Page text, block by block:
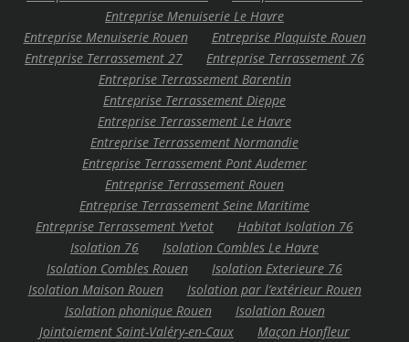
Entreprise Menuiserie Le Havre
Entreprise Menuiserie Rouen
Entreprise Plaquiste Rouen
Entreprise Terrassement 27
Entreprise Terrassement 76
Entreprise Terrassement Barentin
Entreprise Terrassement Dieppe
Entreprise Terrassement Le Havre
Entreprise Terrassement Normandie
Entreprise Terrassement Pont Audemer
Entreprise Terrassement Rouen
Entreprise Terrassement Seine Maritime
Entreprise Terrassement Yvetot
Habitat Isolation 76
Isolation 76
Isolation Combles Le Havre
Isolation Combles Rouen
Isolation Exterieure 76
Isolation Maison Rouen
Isolation par l’extérieur Rouen
Isolation phonique Rouen
Isolation Rouen
Jointoiement Saint-Valéry-en-Caux
Maçon Honfleur